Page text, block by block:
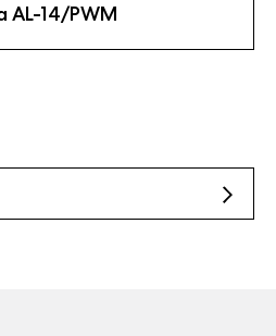
AL-14/PWM